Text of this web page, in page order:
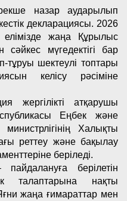
назар аударылып
декларациясы. 2026
жаңа Құрылыс
сәйкес мүгедектігі бар
шектеулі топтары
келісу рәсіміне
жергілікті атқарушы
Еңбек және
Халықты
реттеу және бақылау
беріледі.
берілетін
талаптарына нақты
жаңа ғимараттар мен